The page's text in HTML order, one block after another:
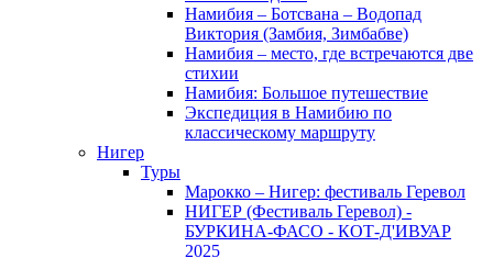
Намибия – Ботсвана – Водопад
Виктория (Замбия, Зимбабве)
Намибия – место, где встречаются две
стихии
Намибия: Большое путешествие
Экспедиция в Намибию по
классическому маршруту
Нигер
Туры
Марокко – Нигер: фестиваль Геревол
НИГЕР (Фестиваль Геревол) -
БУРКИНА-ФАСО - КОТ-Д'ИВУАР
2025